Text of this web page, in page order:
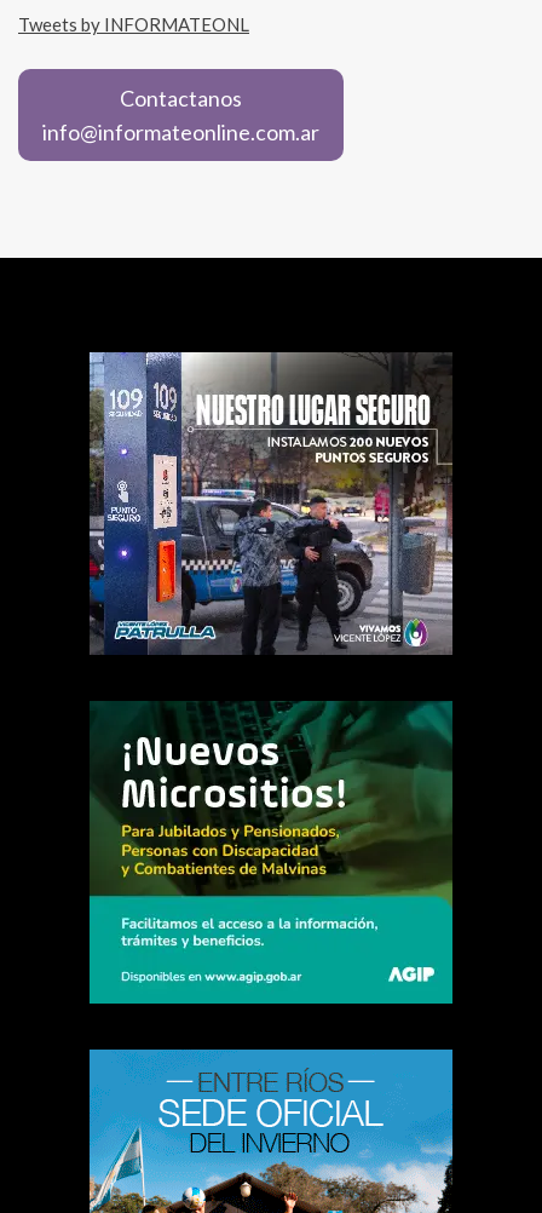
Tweets by INFORMATEONL
Contactanos
info@informateonline.com.ar